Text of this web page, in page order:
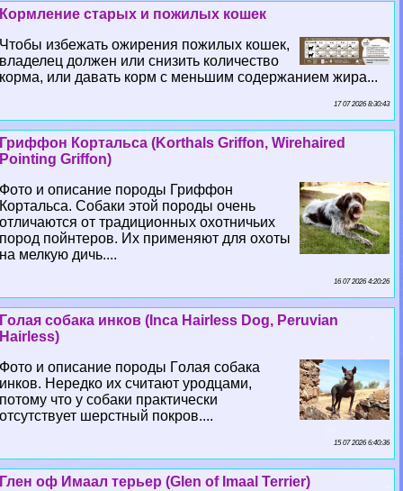
Кормление старых и пожилых кошек
Чтобы избежать ожирения пожилых кошек,
владелец должен или снизить количество
корма, или давать корм с меньшим содержанием жира...
17 07 2026 8:30:43
Гриффон Кортальса (Korthals Griffon, Wirehaired
Pointing Griffon)
Фото и описание породы Гриффон
Кортальса. Собаки этой породы очень
отличаются от традиционных охотничьих
пород пойнтеров. Их применяют для охоты
на мелкую дичь....
16 07 2026 4:20:26
Гoлая собака инков (Inca Hairless Dog, Peruvian
Hairless)
Фото и описание породы Гoлая собака
инков. Нередко их считают уpoдцами,
потому что у собаки пpaктически
отсутствует шерстный покров....
15 07 2026 6:40:36
Глен оф Имаал терьер (Glen of Imaal Terrier)